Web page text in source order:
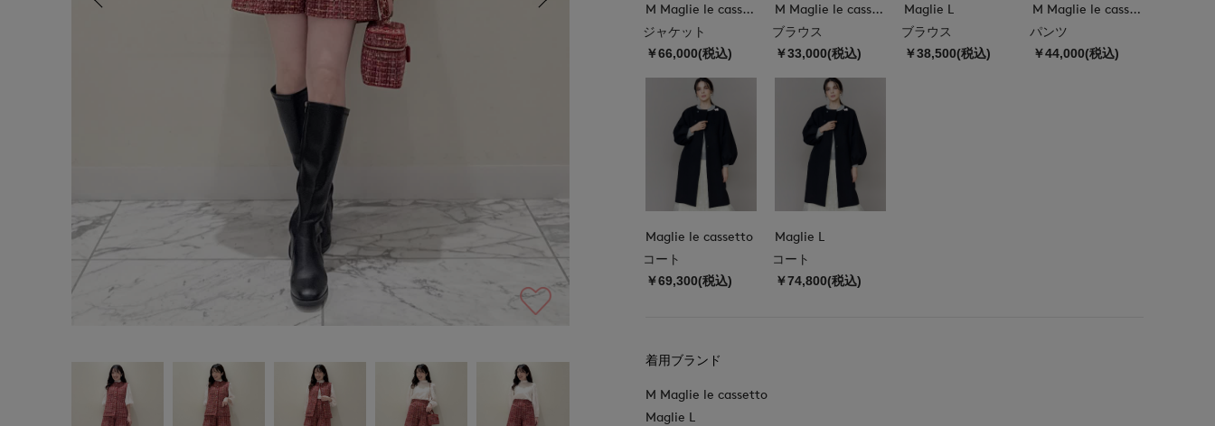
M Maglie le cassetto
ジャケット
￥66,000(税込)
M Maglie le cassetto
ブラウス
￥33,000(税込)
Maglie L
ブラウス
￥38,500(税込)
M Maglie le cassetto
パンツ
￥44,000(税込)
Maglie le cassetto
コート
￥69,300(税込)
Maglie L
コート
￥74,800(税込)
着用ブランド
M Maglie le cassetto
Maglie L